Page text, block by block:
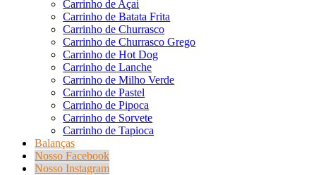
Carrinho de Açai
Carrinho de Batata Frita
Carrinho de Churrasco
Carrinho de Churrasco Grego
Carrinho de Hot Dog
Carrinho de Lanche
Carrinho de Milho Verde
Carrinho de Pastel
Carrinho de Pipoca
Carrinho de Sorvete
Carrinho de Tapioca
Balanças
Nosso Facebook
Nosso Instagram